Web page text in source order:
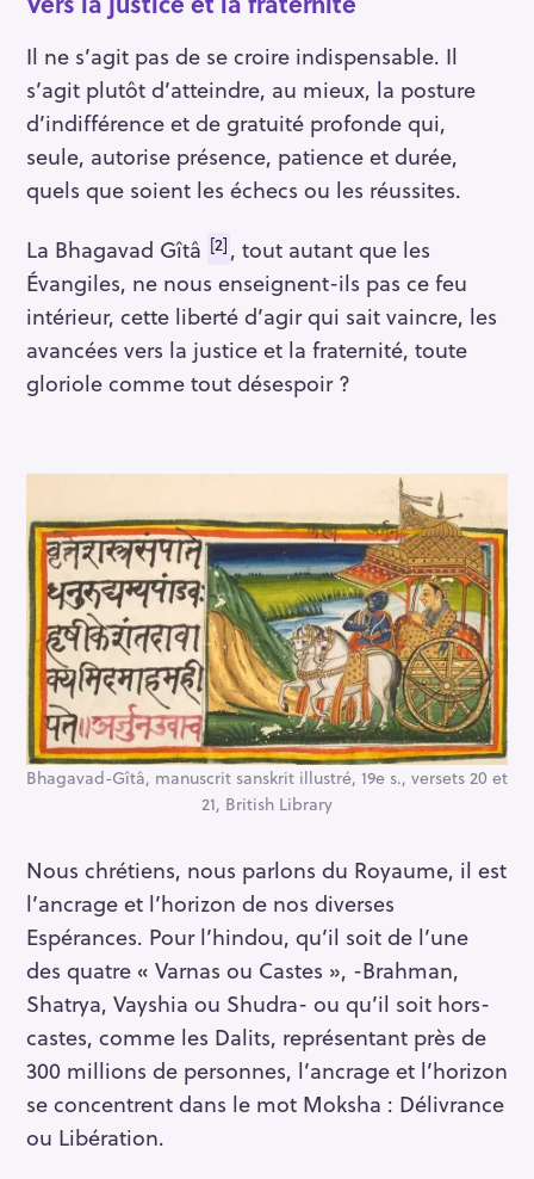
Il ne s’agit pas de se croire indispensable. Il
s’agit plutôt d’atteindre, au mieux, la posture
d’indifférence et de gratuité profonde qui,
seule, autorise présence, patience et durée,
quels que soient les échecs ou les réussites.
La Bhagavad Gîtâ [2] , tout autant que les
Évangiles, ne nous enseignent-ils pas ce feu
intérieur, cette liberté d’agir qui sait vaincre, les
avancées vers la justice et la fraternité, toute
gloriole comme tout désespoir ?
Bhagavad-Gîtâ, manuscrit sanskrit illustré, 19e s., versets 20 et
21, British Library
Nous chrétiens, nous parlons du Royaume, il est
l’ancrage et l’horizon de nos diverses
Espérances. Pour l’hindou, qu’il soit de l’une
des quatre « Varnas ou Castes », -Brahman,
Shatrya, Vayshia ou Shudra- ou qu’il soit hors-
castes, comme les Dalits, représentant près de
300 millions de personnes, l’ancrage et l’horizon
se concentrent dans le mot Moksha : Délivrance
ou Libération.